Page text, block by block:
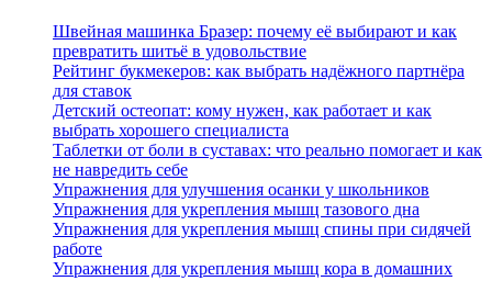
Швейная машинка Бразер: почему её выбирают и как
превратить шитьё в удовольствие
Рейтинг букмекеров: как выбрать надёжного партнёра
для ставок
Детский остеопат: кому нужен, как работает и как
выбрать хорошего специалиста
Таблетки от боли в суставах: что реально помогает и как
не навредить себе
Упражнения для улучшения осанки у школьников
Упражнения для укрепления мышц тазового дна
Упражнения для укрепления мышц спины при сидячей
работе
Упражнения для укрепления мышц кора в домашних